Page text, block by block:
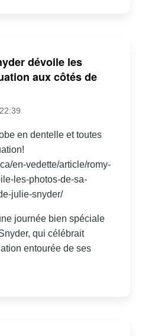
dévoile les
aux côtés de
en dentelle et toutes
en-vedette/article/romy-
les-photos-de-sa-
julie-snyder/
journée bien spéciale
qui célébrait
entourée de ses